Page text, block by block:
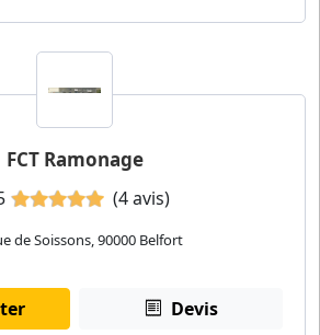
FCT Ramonage
(4 avis)
de Soissons, 90000 Belfort
Devis